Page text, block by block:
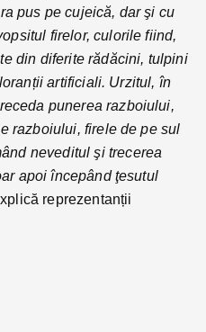
pus pe cujeică, dar şi cu
firelor, culorile fiind,
din diferite rădăcini, tulpini
artificiali. Urzitul, în
punerea razboiului,
razboiului, firele de pe sul
neveditul şi trecerea
apoi începând ţesutul
reprezentanții